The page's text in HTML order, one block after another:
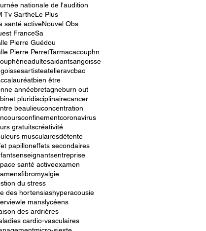
nationale de l'audition
Tv SartheLe Plus
santé activeNouvel Obs
FranceSa
Pierre Guédou
Pierre PerretTarmacacouphn
adultesaidantsangoisse
artisteatelieravcbac
bien être
annéebretagneburn out
pluridisciplinairecancer
beaulieuconcentration
confinementcoronavirus
gratuitscréativité
musculairesdétente
papilloneffets secondaires
enseignantsentreprise
santé activeexamen
fibromyalgie
du stress
des hortensiashyperacousie
le manslycéens
des ardrières
cardio-vasculaires